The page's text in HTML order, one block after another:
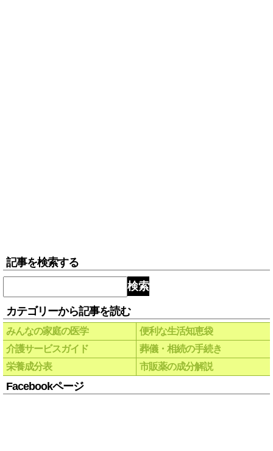
記事を検索する
検索
カテゴリーから記事を読む
みんなの家庭の医学
便利な生活知恵袋
介護サービスガイド
葬儀・相続の手続き
栄養成分表
市販薬の成分解説
Facebookページ